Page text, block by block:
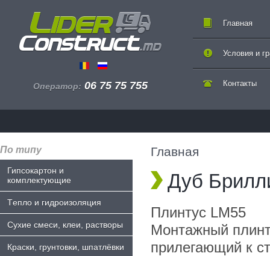
Оператор: 06 75 75 755
Главная
Контакты
Условия и
По типу
Гипсокартон и
комплектующие
Tепло и гидроизоляция
Сухие смеси, клеи, растворы
Краски, грунтовки, шпатлёвки
Главная
Дуб
Плинтус LM55
Монтажный
прилегающий к